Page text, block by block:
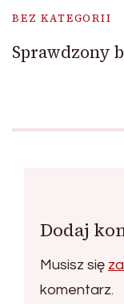
BEZ KATEGORII
Sprawdzony
Dodaj
Musisz się
komentarz.